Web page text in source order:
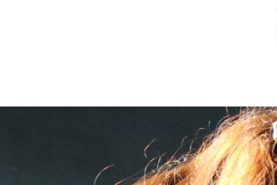
Destaques Institucionais